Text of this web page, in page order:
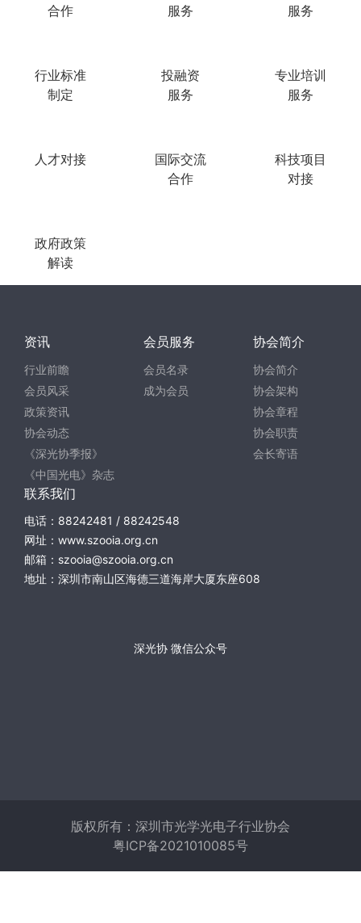
合作
宣传推广
服务
行业标准
投融资
专业培训
国际交流
科技项目
政府政策
解读
资讯
行业前瞻
会员风采
政策资讯
协会动态
《深光协季报》
《中国光电》杂志
会员服务
会员名录
协会简介
协会简介
协会架构
协会章程
协会职责
联系我们
电话：88242481 / 88242548
网址：www.szooia.org.cn
邮箱：szooia@szooia.org.cn
版权所有：深圳市光学光电子行业协会